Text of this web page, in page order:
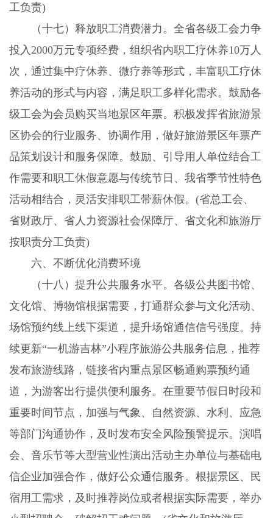
工负责)
（十七）释放职工消费潜力。 全省各级工会力争
投入 2000万元专项经费，组织省内职工疗休养10万人
次，通过集中疗休养、微疗养等形式，丰富职工疗休
养活动的形式与内容，满足职工多样化需求。鼓励各
级工会为会员购买当地景区年票。积极发挥省旅游景
区协会的行业服务、协调作用，做好旅游景区年票产
品策划设计和服务保障。鼓励、引导用人单位结合工
作需要和职工休假意愿与传统节日、我省季节性特色
活动相结合，灵活安排职工带薪休假。 (省总工会、
省财政厅、省人力资源社会保障厅、省文化和旅游厅
按职责分工负责)
六、不断优化消费环境
（十八）提升公共服务水平。 各级公共图书馆、
文化馆、博物馆根据需要，打通群众参与文化活动、
场馆预约线上线下渠道，提升场馆通信信号强度。持
续更新“一机游吉林”小程序旅游公共服务信息，推荐
发布旅游线路，链接省内重点景区畅通购票预约通
道，为游客出行提供便利服务。在重要节假日时段和
重要时间节点，加强与气象、自然资源、水利、应急
等部门沟通协作，及时发布安全风险预警提示。演唱
会、音乐节等大型营业性演出活动主办单位与基础电
信企业加强合作，做好公众通信服务。根据景区、民
宿用工需求，及时推荐岗位或者根据实际需要，举办